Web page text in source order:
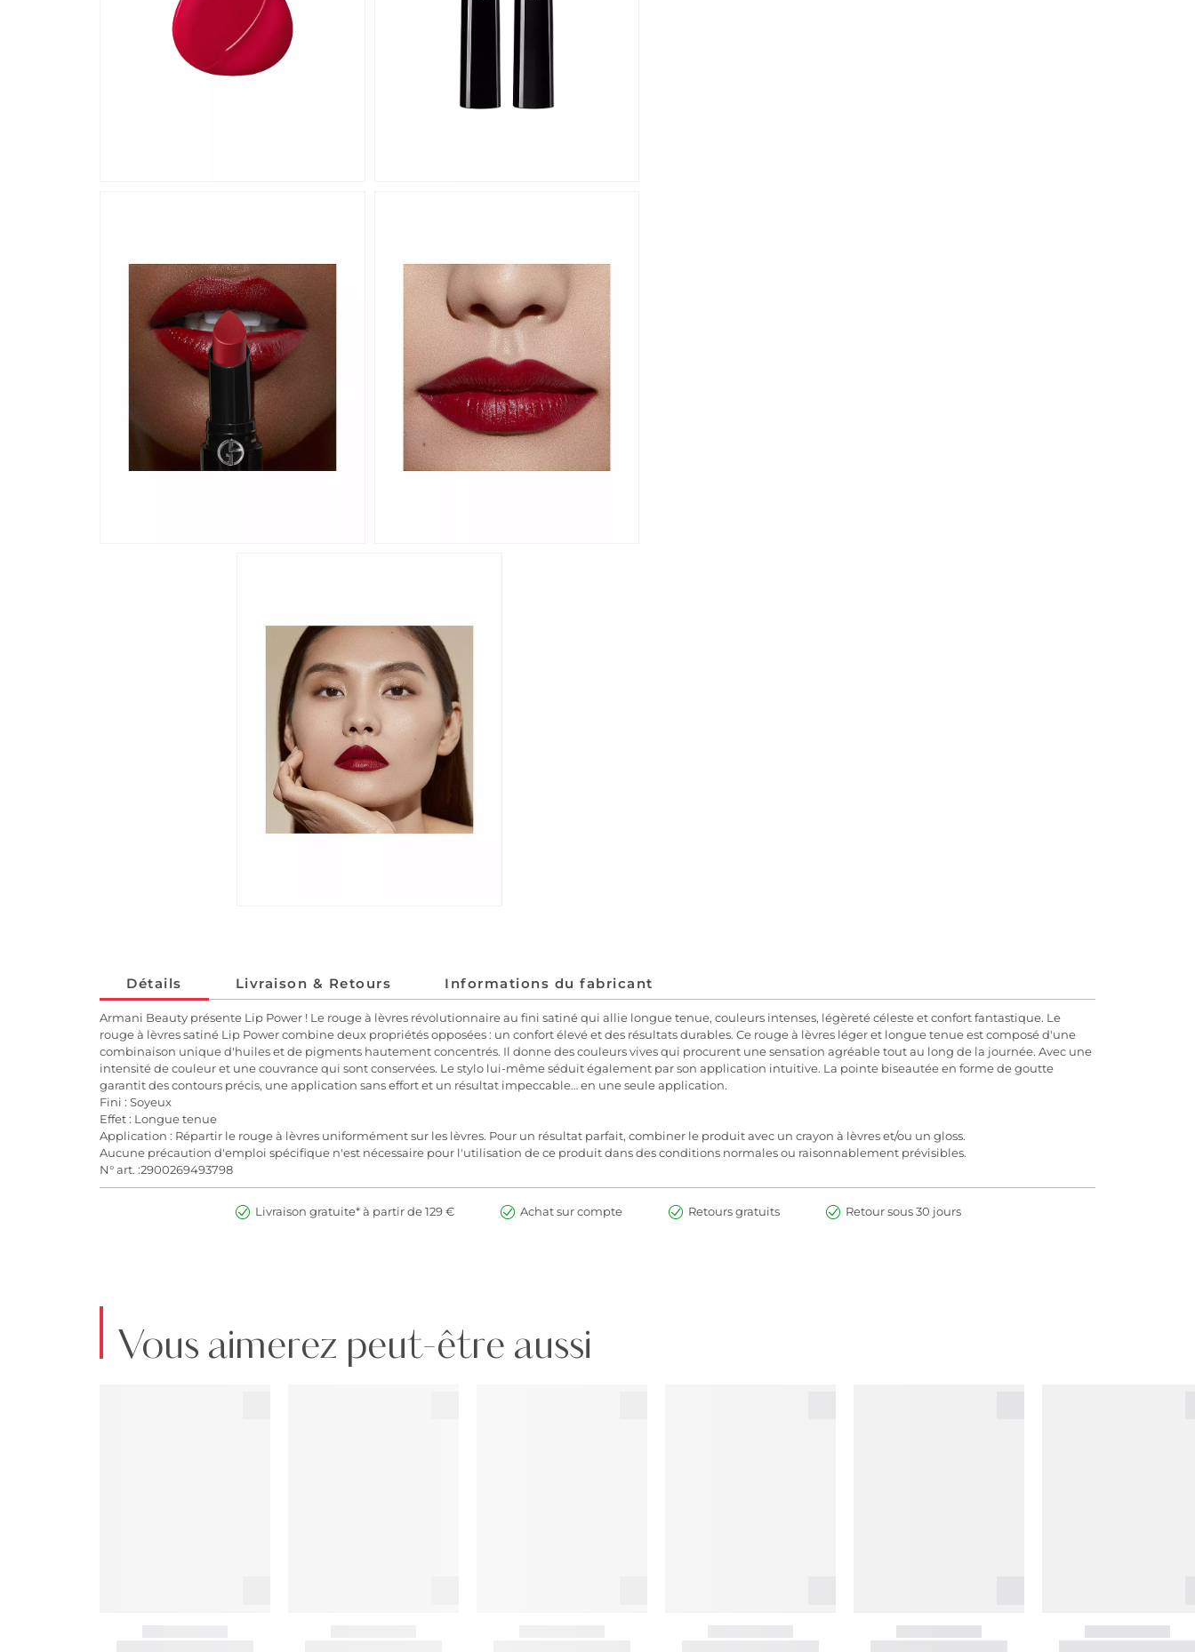
Détails Livraison & Retours Informations du fabricant
Armani Beauty présente Lip Power ! Le rouge à lèvres révolutionnaire au fini satiné qui allie longue tenue, couleurs intenses, légèreté céleste et confort fantastique. Le
rouge à lèvres satiné Lip Power combine deux propriétés opposées : un confort élevé et des résultats durables. Ce rouge à lèvres léger et longue tenue est composé d'une
combinaison unique d'huiles et de pigments hautement concentrés. Il donne des couleurs vives qui procurent une sensation agréable tout au long de la journée. Avec une
intensité de couleur et une couvrance qui sont conservées. Le stylo lui-même séduit également par son application intuitive. La pointe biseautée en forme de goutte
garantit des contours précis, une application sans effort et un résultat impeccable… en une seule application.
Fini : Soyeux
Effet : Longue tenue
Application : Répartir le rouge à lèvres uniformément sur les lèvres. Pour un résultat parfait, combiner le produit avec un crayon à lèvres et/ou un gloss.
Aucune précaution d'emploi spécifique n'est nécessaire pour l'utilisation de ce produit dans des conditions normales ou raisonnablement prévisibles.
N° art. :2900269493798
Livraison gratuite* à partir de 129 € Achat sur compte Retours gratuits Retour sous 30 jours
Vous aimerez peut-être aussi